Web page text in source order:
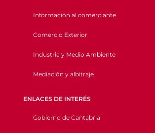
Información al comerciante
Comercio Exterior
Industria y Medio Ambiente
Mediación y albitraje
ENLACES DE INTERÉS
Gobierno de Cantabria